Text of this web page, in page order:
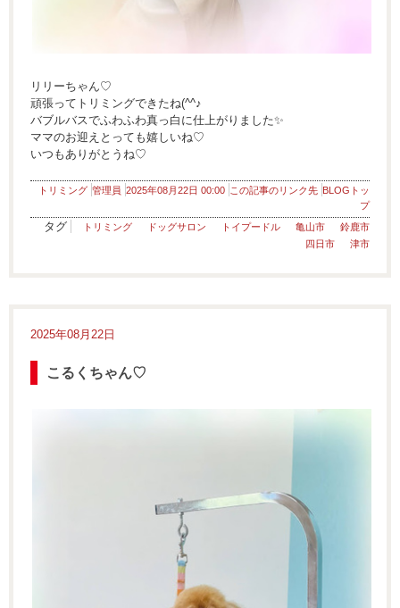
リリーちゃん♡
頑張ってトリミングできたね(^^♪
バブルバスでふわふわ真っ白に仕上がりました✨
ママのお迎えとっても嬉しいね♡
いつもありがとうね♡
トリミング 管理員 2025年08月22日 00:00 この記事のリンク先 BLOGトッ
プ
タグ トリミング ドッグサロン トイプードル 亀山市
鈴鹿市
四日市
津市
2025年08月22日
こるくちゃん♡